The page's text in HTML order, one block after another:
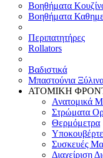
Βοηθήματα
Βοηθήματα
Περιπατητήρες
Rollators
Βαδιστικά
Μπαστούνια
ΑΤΟΜΙΚΗ
Ανατομικά
Στρώματα
Θερμόμετρα
Συσκευές
Διαχείριση